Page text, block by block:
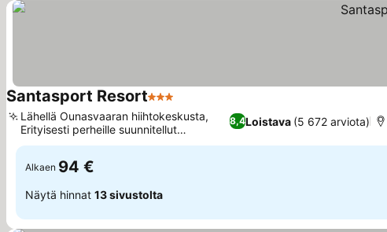
Santasport Resort3 Tähtiluokitus
8,4Loistava (5 672 arviota)
Lähellä Ounasvaaran hiihtokeskusta,
Erityisesti perheille suunnitellut
mukavuudet
Alkaen 94 €
Näytä hinnat 13 sivustolta